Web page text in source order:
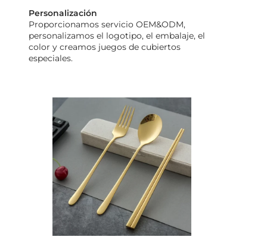
Personalización
Proporcionamos servicio OEM&ODM,
personalizamos el logotipo, el embalaje, el
color y creamos juegos de cubiertos
especiales.